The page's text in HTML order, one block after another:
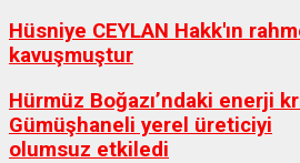
Hüsniye CEYLAN Hakk'ın
kavuşmuştur
Hürmüz Boğazı’ndaki enerji
Gümüşhaneli yerel üreticiyi
olumsuz etkiledi